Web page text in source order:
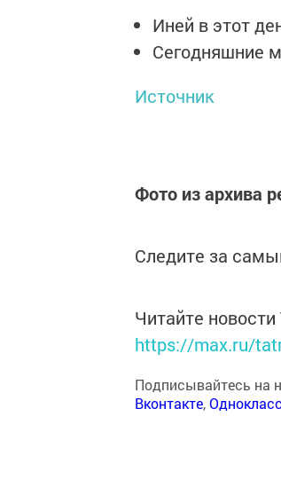
Иней в этот
Сегодняшние
Источник
Фото из архива
Следите за
Читайте
https://max.ru/
Подписывайтесь на
Вконтакте,